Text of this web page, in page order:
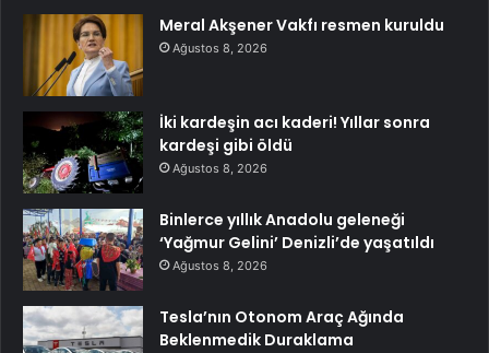
Meral Akşener Vakfı resmen kuruldu
Ağustos 8, 2026
İki kardeşin acı kaderi! Yıllar sonra
kardeşi gibi öldü
Ağustos 8, 2026
Binlerce yıllık Anadolu geleneği
‘Yağmur Gelini’ Denizli’de yaşatıldı
Ağustos 8, 2026
Tesla’nın Otonom Araç Ağında
Beklenmedik Duraklama